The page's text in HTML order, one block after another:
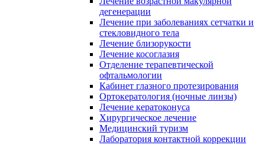
дегенерации
Лечение при заболеваниях сетчатки и
стекловидного тела
Лечение близорукости
Лечение косоглазия
Отделение терапевтической
офтальмологии
Кабинет глазного протезирования
Ортокератология (ночные линзы)
Лечение кератоконуса
Хирургическое лечение
Медицинский туризм
Лаборатория контактной коррекции